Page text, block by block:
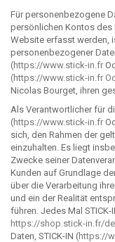
Für personenbezogene
persönlichen Kontos des
Website erfasst werden,
personenbezogener
(https://www.stick-in.fr
(https://www.stick-in.fr
Nicolas Bourget, ihren
Als Verantwortlicher für
(https://www.stick-in.fr
sich, den Rahmen der
einzuhalten. Es liegt
Zwecke seiner
Kunden auf Grundlage
über die Verarbeitung
und ein der Realität
führen. Jedes Mal STICK-
https://shop.stick-in.fr/
Daten, STICK-IN (https://